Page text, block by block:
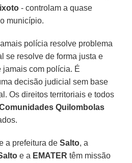
- controlam a quase
município.
polícia resolve problema
se resolve de forma justa e
jamais com polícia. É
decisão judicial sem base
Os direitos territoriais e todos
Quilombolas
a prefeitura deSalto, a
e a EMATER têm missão